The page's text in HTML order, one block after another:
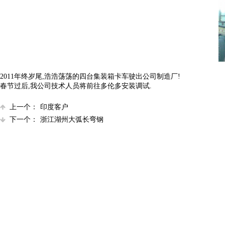
2011年终岁尾,浩浩荡荡的四台集装箱卡车驶出公司制造厂!
春节过后,我公司技术人员将前往多伦多安装调试.
上一个：
印度客户
下一个：
浙江湖州大弧长弯钢